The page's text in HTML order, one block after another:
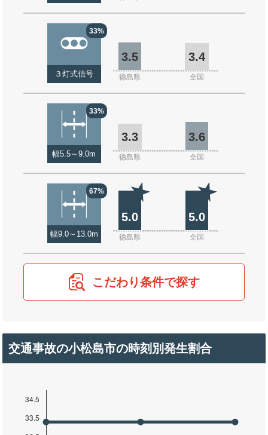
33%
３灯式信号
3.5 3.4
徳島県 全国
33%
幅5.5～9.0m
3.3 3.6
徳島県 全国
67%
幅9.0～13.0m
5.0 5.0
徳島県 全国
こだわり条件で探す
交通事故の小松島市の時刻別発生割合